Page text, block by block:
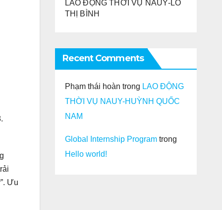
Ưu
LAO ĐỘNG THỜI VỤ NAUY-LÔ
THỊ BÌNH
Recent Comments
Phạm thái hoàn trong LAO ĐỘNG
THỜI VỤ NAUY-HUỲNH QUỐC
NAM
Global Internship Programtrong
Hello world!